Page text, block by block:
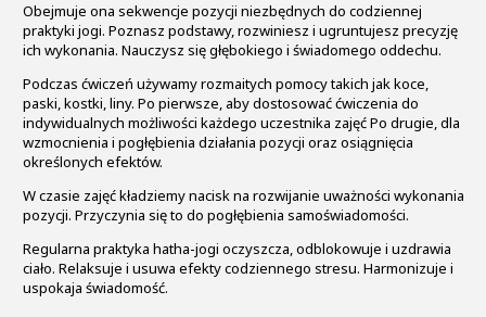
Obejmuje ona sekwencje pozycji niezbędnych do codziennej
praktyki jogi. Poznasz podstawy, rozwiniesz i ugruntujesz precyzję
ich wykonania. Nauczysz się głębokiego i świadomego oddechu.
Podczas ćwiczeń używamy rozmaitych pomocy takich jak koce,
paski, kostki, liny. Po pierwsze, aby dostosować ćwiczenia do
indywidualnych możliwości każdego uczestnika zajęć Po drugie, dla
wzmocnienia i pogłębienia działania pozycji oraz osiągnięcia
określonych efektów.
W czasie zajęć kładziemy nacisk na rozwijanie uważności wykonania
pozycji. Przyczynia się to do pogłębienia samoświadomości.
Regularna praktyka hatha-jogi oczyszcza, odblokowuje i uzdrawia
ciało. Relaksuje i usuwa efekty codziennego stresu. Harmonizuje i
uspokaja świadomość.